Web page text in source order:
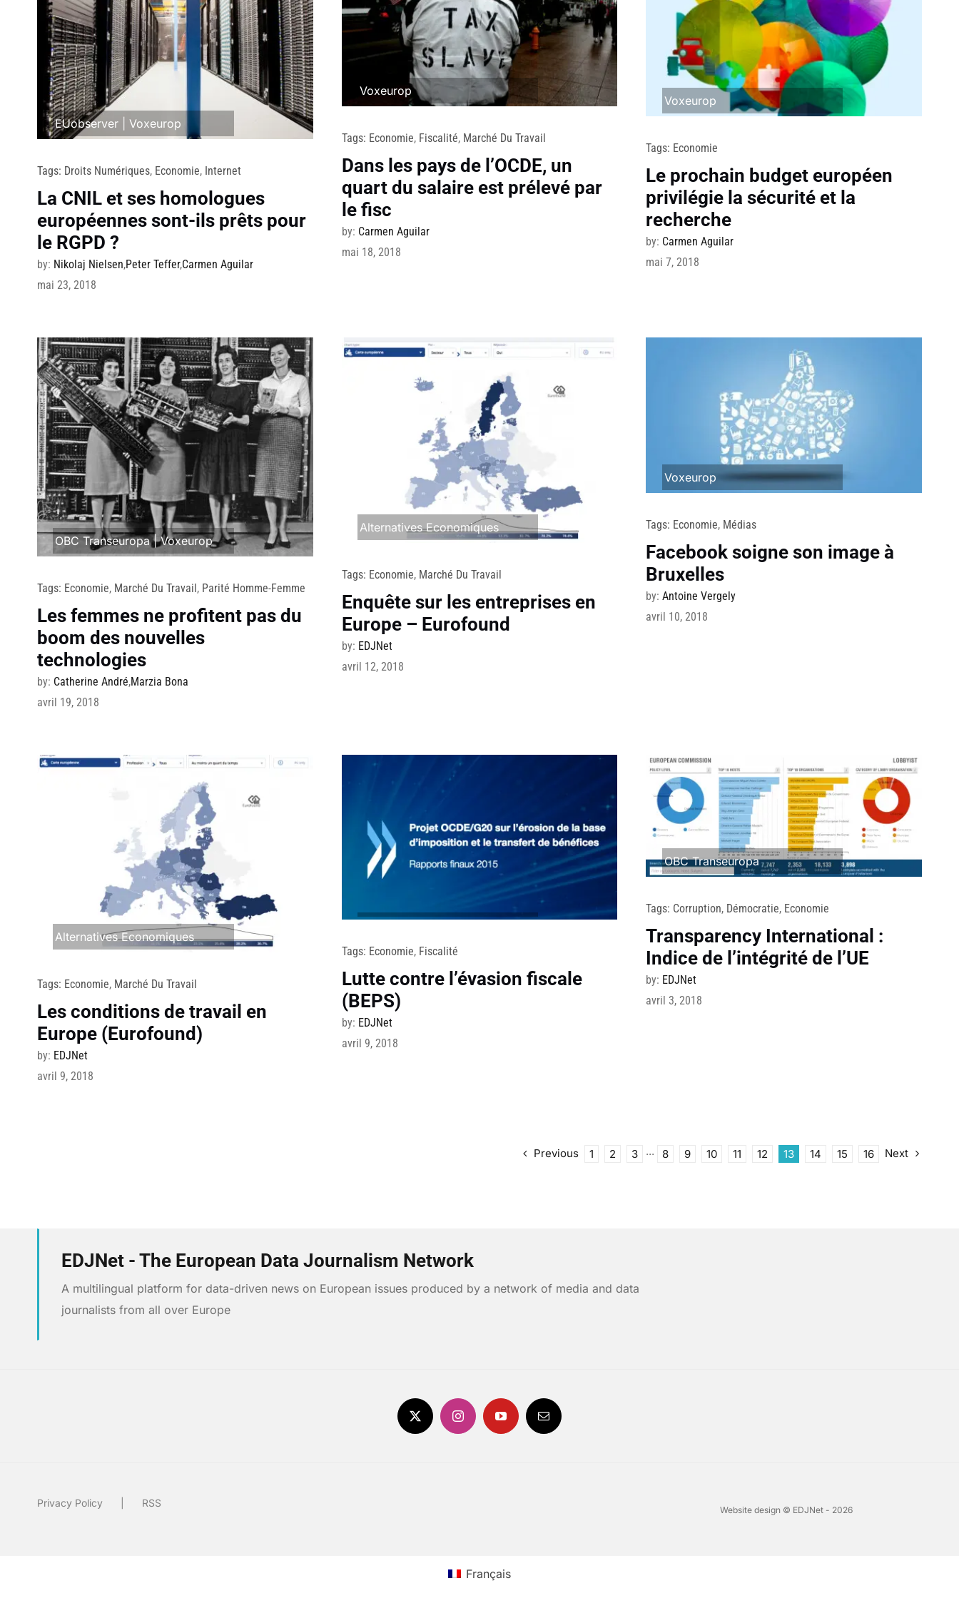
EUobserver |Voxeurop
Tags: Droits Numériques, Economie, Internet
La CNIL et ses homologues
européennes sont-ils prêts pour
le RGPD ?
by: Nikolaj Nielsen,Peter Teffer,Carmen Aguilar
mai 23, 2018
Voxeurop
Tags: Economie, Fiscalité, Marché Du Travail
Dans les pays de l’OCDE, un
quart du salaire est prélevé par
le fisc
by: Carmen Aguilar
mai 18, 2018
Voxeurop
Tags: Economie
Le prochain budget européen
privilégie la sécurité et la
recherche
by: Carmen Aguilar
mai 7, 2018
OBC Transeuropa|Voxeurop
Tags: Economie, Marché Du Travail, Parité Homme-Femme
Les femmes ne profitent pas du
boom des nouvelles
technologies
by: Catherine André,Marzia Bona
avril 19, 2018
Alternatives Economiques
Tags: Economie, Marché Du Travail
Enquête sur les entreprises en
Europe – Eurofound
by: EDJNet
avril 12, 2018
Voxeurop
Tags: Economie, Médias
Facebook soigne son image à
Bruxelles
by:Antoine Vergely
avril 10, 2018
Alternatives Economiques
Tags: Economie, Marché Du Travail
Les conditions de travail en
Europe (Eurofound)
by: EDJNet
avril 9, 2018
Tags: Economie, Fiscalité
Lutte contre l’évasion fiscale
(BEPS)
by: EDJNet
avril 9, 2018
OBC Transeuropa
Tags: Corruption, Démocratie, Economie
Transparency International :
Indice de l’intégrité de l’UE
by: EDJNet
avril 3, 2018
Previous 1 2 3 ··· 8 9 10 11 12 13 14 15 16 Next
EDJNet - The European Data Journalism Network
A multilingual platform for data-driven news on European issues produced by a network of media and data
journalists from all over Europe
Privacy Policy RSS
Website design © EDJNet - 2026
Français